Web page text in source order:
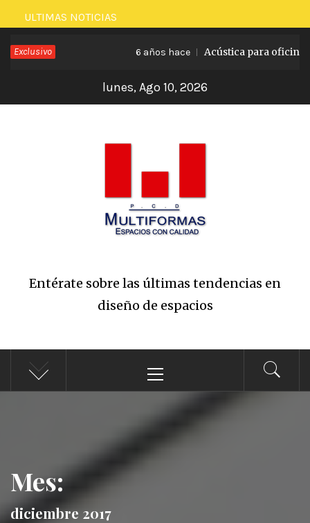
Saltar
al
contenido
ULTIMAS NOTICIAS
Exclusivo 6 años hace Acústica para oficinas 6
lunes, Ago 10, 2026
Entérate sobre las últimas tendencias en
diseño de espacios
principal
Mes:
diciembre 2017